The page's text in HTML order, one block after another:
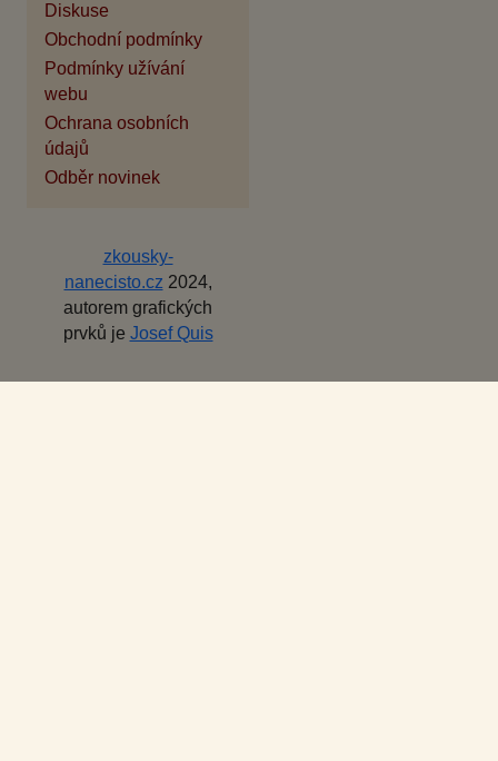
Diskuse
Obchodní podmínky
Podmínky užívání
webu
Ochrana osobních
údajů
Odběr novinek
zkousky-
nanecisto.cz 2024,
autorem grafických
prvků je Josef Quis